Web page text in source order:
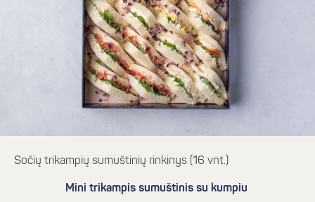
Sočių trikampių sumuštinių rinkinys (16 vnt.)
Mini trikampis sumuštinis su kumpiu